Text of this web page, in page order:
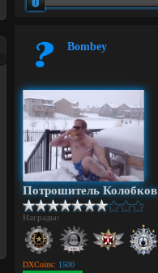
Bombey
Потрошитель Колобков
Награды:
DXCoins: 1500